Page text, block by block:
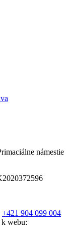
námestie
+421 904 099 004
webu: